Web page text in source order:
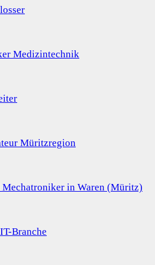
Medizintechnik
Müritzregion
in Waren (Müritz)
Branche